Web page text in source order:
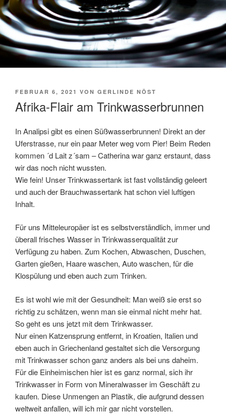
VERÖFFENTLICHT
FEBRUAR 6, 2021 VON GERLINDE NÖST
Afrika-Flair am Trinkwasserbrunnen
In Analipsi gibt es einen Süßwasserbrunnen! Direkt an der
Uferstrasse, nur ein paar Meter weg vom Pier! Beim Reden
kommen ´d Lait z´sam – Catherina war ganz erstaunt, dass
wir das noch nicht wussten.
Wie fein! Unser Trinkwassertank ist fast vollständig geleert
und auch der Brauchwassertank hat schon viel luftigen
Inhalt.
Für uns Mitteleuropäer ist es selbstverständlich, immer und
überall frisches Wasser in Trinkwasserqualität zur
Verfügung zu haben. Zum Kochen, Abwaschen, Duschen,
Garten gießen, Haare waschen, Auto waschen, für die
Klospülung und eben auch zum Trinken.
Es ist wohl wie mit der Gesundheit: Man weiß sie erst so
richtig zu schätzen, wenn man sie einmal nicht mehr hat.
So geht es uns jetzt mit dem Trinkwasser.
Nur einen Katzensprung entfernt, in Kroatien, Italien und
eben auch in Griechenland gestaltet sich die Versorgung
mit Trinkwasser schon ganz anders als bei uns daheim.
Für die Einheimischen hier ist es ganz normal, sich ihr
Trinkwasser in Form von Mineralwasser im Geschäft zu
kaufen. Diese Unmengen an Plastik, die aufgrund dessen
weltweit anfallen, will ich mir gar nicht vorstellen.